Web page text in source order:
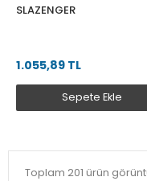
SLAZENGER
1.055,89 TL
Sepete Ekle
Toplam 201 ürün